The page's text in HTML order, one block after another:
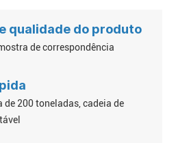
qualidade do produto
de correspondência
de 200 toneladas, cadeia de